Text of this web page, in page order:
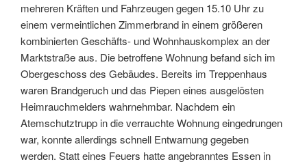
mehreren Kräften und Fahrzeugen gegen 15.10 Uhr zu
einem vermeintlichen Zimmerbrand in einem größeren
kombinierten Geschäfts- und Wohnhauskomplex an der
Marktstraße aus. Die betroffene Wohnung befand sich im
Obergeschoss des Gebäudes. Bereits im Treppenhaus
waren Brandgeruch und das Piepen eines ausgelösten
Heimrauchmelders wahrnehmbar. Nachdem ein
Atemschutztrupp in die verrauchte Wohnung eingedrungen
war, konnte allerdings schnell Entwarnung gegeben
werden. Statt eines Feuers hatte angebranntes Essen in